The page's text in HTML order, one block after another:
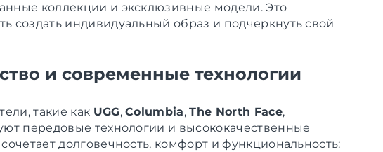
коллекции и эксклюзивные модели. Это
создать индивидуальный образ и подчеркнуть свой
и современные технологии
такие как UGG,Columbia,The North Face,
передовые технологии и высококачественные
долговечность, комфорт и функциональность: